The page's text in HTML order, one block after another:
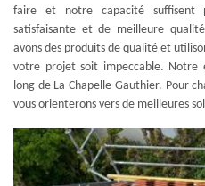
faire et notre capacité suffisent
satisfaisante et de meilleure
avons des produits de qualité et
votre projet soit impeccable. Notre
long de La Chapelle Gauthier. Pour
vous orienterons vers de meilleures